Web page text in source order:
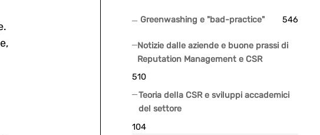
Greenwashing e "bad-practice" 546
Notizie dalle aziende e buone prassi di
Reputation Management e CSR
510
Teoria della CSR e sviluppi accademici
del settore
104